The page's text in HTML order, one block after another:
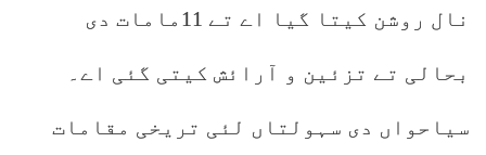
نال روشن کیتا گیا اے تے 11مامات دی
بحالی تے تزئین و آرائش کیتی گئی اے۔
سیاحواں دی سہولتاں لئی تریخی مقامات